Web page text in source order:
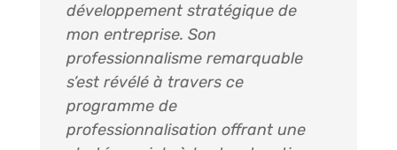
développement stratégique de
mon entreprise. Son
professionnalisme remarquable
s’est révélé à travers ce
programme de
professionnalisation offrant une